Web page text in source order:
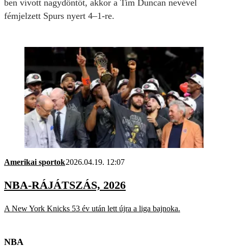
ben vívott nagydöntőt, akkor a Tim Duncan nevével
fémjelzett Spurs nyert 4–1-re.
Amerikai sportok2026.04.19. 12:07
NBA-RÁJÁTSZÁS, 2026
A New York Knicks 53 év után lett újra a liga bajnoka.
NBA